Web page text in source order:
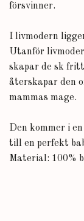
försvinner.
I livmodern
Utanför
skapar de sk
återskapar den
mammas mage.
Den kommer i
till en perfekt
Material: 100%